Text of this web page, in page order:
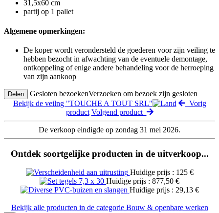
31,5x60 cm
partij op 1 pallet
Algemene opmerkingen:
De koper wordt verondersteld de goederen voor zijn veiling te
hebben bezocht in afwachting van de eventuele demontage,
ontkoppeling of enige andere behandeling voor de herroeping
van zijn aankoop
Delen Gesloten bezoekenVerzoeken om bezoek zijn gesloten
Bekijk de veilng "TOUCHE A TOUT SRL"
Vorig
product Volgend product
De verkoop eindigde op zondag 31 mei 2026.
Ontdek soortgelijke producten in de uitverkoop...
Huidige prijs : 125 €
Huidige prijs : 877,50 €
Huidige prijs : 29,13 €
Bekijk alle producten in de categorie Bouw & openbare werken